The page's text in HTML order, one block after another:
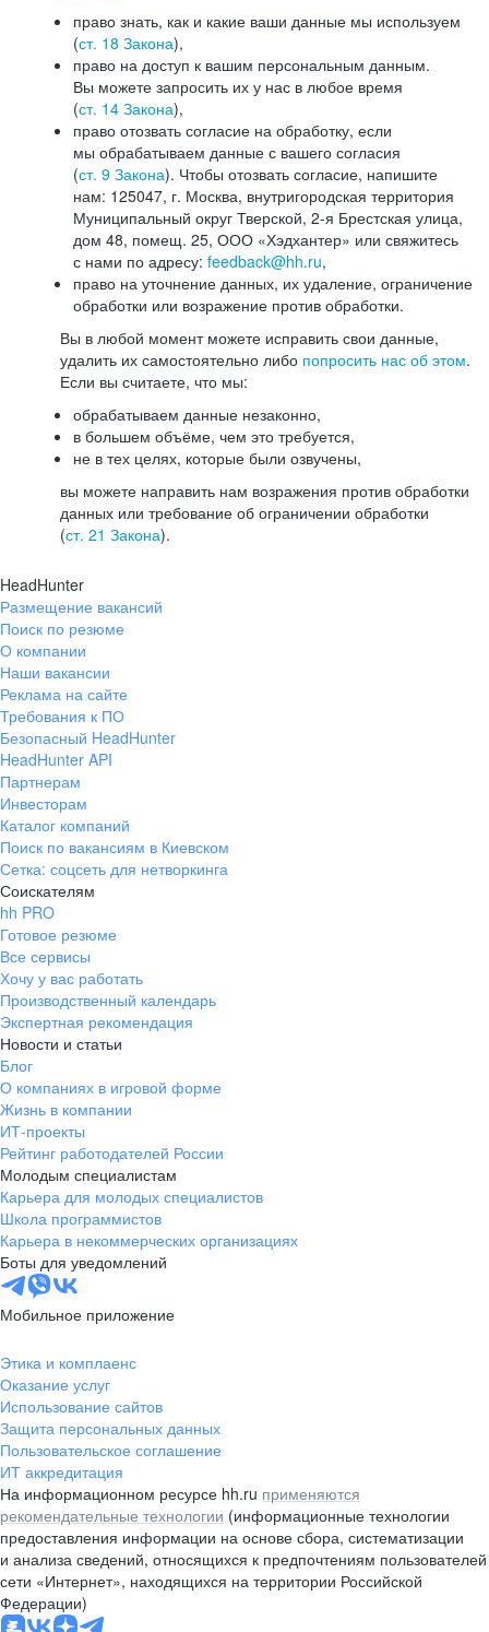
право знать, как и какие ваши данные мы используем
(ст. 18 Закона),
право на доступ к вашим персональным данным.
Вы можете запросить их у нас в любое время
(ст. 14 Закона),
право отозвать согласие на обработку, если
мы обрабатываем данные с вашего согласия
(ст. 9 Закона). Чтобы отозвать согласие, напишите
нам: 125047, г. Москва, внутригородская территория
Муниципальный округ Тверской, 2-я Брестская улица,
дом 48, помещ. 25, ООО «Хэдхантер» или свяжитесь
с нами по адресу: feedback@hh.ru,
право на уточнение данных, их удаление, ограничение
обработки или возражение против обработки.
Вы в любой момент можете исправить свои данные,
удалить их самостоятельно либо попросить нас об этом.
Если вы считаете, что мы:
обрабатываем данные незаконно,
в большем объёме, чем это требуется,
не в тех целях, которые были озвучены,
вы можете направить нам возражения против обработки
данных или требование об ограничении обработки
(ст. 21 Закона).
HeadHunter
Размещение вакансий
Поиск по резюме
О компании
Наши вакансии
Реклама на сайте
Требования к ПО
Безопасный HeadHunter
HeadHunter API
Партнерам
Инвесторам
Каталог компаний
Поиск по вакансиям в Киевском
Сетка: соцсеть для нетворкинга
Соискателям
hh PRO
Готовое резюме
Все сервисы
Хочу у вас работать
Производственный календарь
Экспертная рекомендация
Новости и статьи
Блог
О компаниях в игровой форме
Жизнь в компании
ИТ-проекты
Рейтинг работодателей России
Молодым специалистам
Карьера для молодых специалистов
Школа программистов
Карьера в некоммерческих организациях
Боты для уведомлений
Мобильное приложение
Этика и комплаенс
Оказание услуг
Использование сайтов
Защита персональных данных
Пользовательское соглашение
ИТ аккредитация
На информационном ресурсе hh.ru применяются
рекомендательные технологии (информационные технологии
предоставления информации на основе сбора, систематизации
и анализа сведений, относящихся к предпочтениям пользователей
сети «Интернет», находящихся на территории Российской
Федерации)